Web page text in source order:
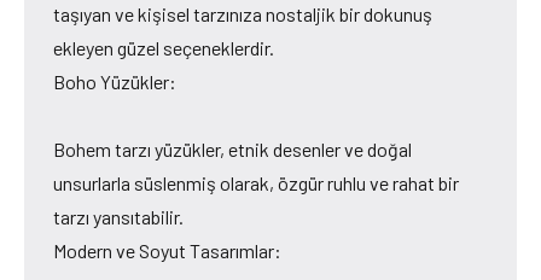
taşıyan ve kişisel tarzınıza nostaljik bir dokunuş
ekleyen güzel seçeneklerdir.
Boho Yüzükler:
Bohem tarzı yüzükler, etnik desenler ve doğal
unsurlarla süslenmiş olarak, özgür ruhlu ve rahat bir
tarzı yansıtabilir.
Modern ve Soyut Tasarımlar: